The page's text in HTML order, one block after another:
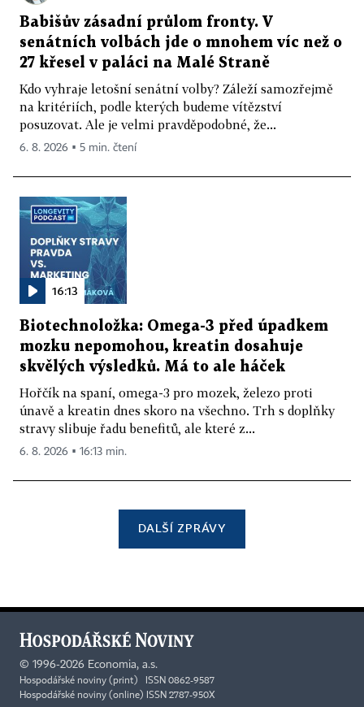
Babišův zásadní průlom fronty. V
senátních volbách jde o mnohem víc než o
27 křesel v paláci na Malé Straně
Kdo vyhraje letošní senátní volby? Záleží samozřejmě
na kritériích, podle kterých budeme vítězství
posuzovat. Ale je velmi pravděpodobné, že...
6. 8. 2026 ▪ 5 min. čtení
16:13
Biotechnoložka: Omega-3 před úpadkem
mozku nepomohou, kreatin dosahuje
skvělých výsledků. Má to ale háček
Hořčík na spaní, omega-3 pro mozek, železo proti
únavě a kreatin dnes skoro na všechno. Trh s doplňky
stravy slibuje řadu benefitů, ale které z...
6. 8. 2026 ▪ 16:13 min.
DALŠÍ ZPRÁVY
© 1996-2026 Economia, a.s.
Hospodářské noviny (print) ISSN 0862-9587
Hospodářské noviny (online) ISSN 2787-950X